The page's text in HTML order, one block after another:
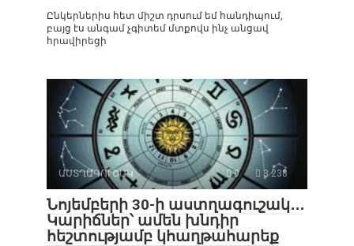
Ընկերներիս հետ միշտ դրսում եմ հանդիպում,
բայց էս անգամ չգիտեմ մտքովս ինչ անցավ
հրավիրեցի
ԱՍՏՂԱԳՈՒՇԱԿ 0 3 238
Նոյեմբերի 30-ի աստղագուշակ․․․
Կարիճներ՝ ամեն խնդիր
հեշտությամբ կհաղթահարեք